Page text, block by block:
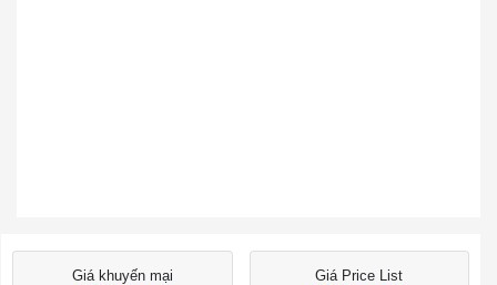
Giá khuyến mại
Giá Price List